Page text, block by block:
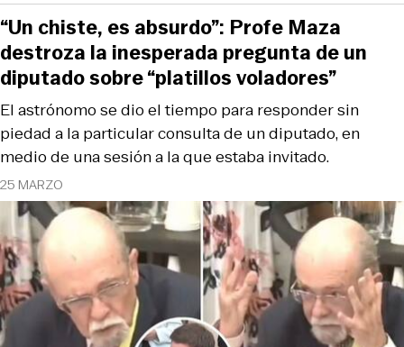
25 MARZO
El astrónomo se dio el tiempo para responder sin
piedad a la particular consulta de un diputado, en
medio de una sesión a la que estaba invitado.
“Un chiste, es absurdo”: Profe Maza
destroza la inesperada pregunta de un
diputado sobre “platillos voladores”